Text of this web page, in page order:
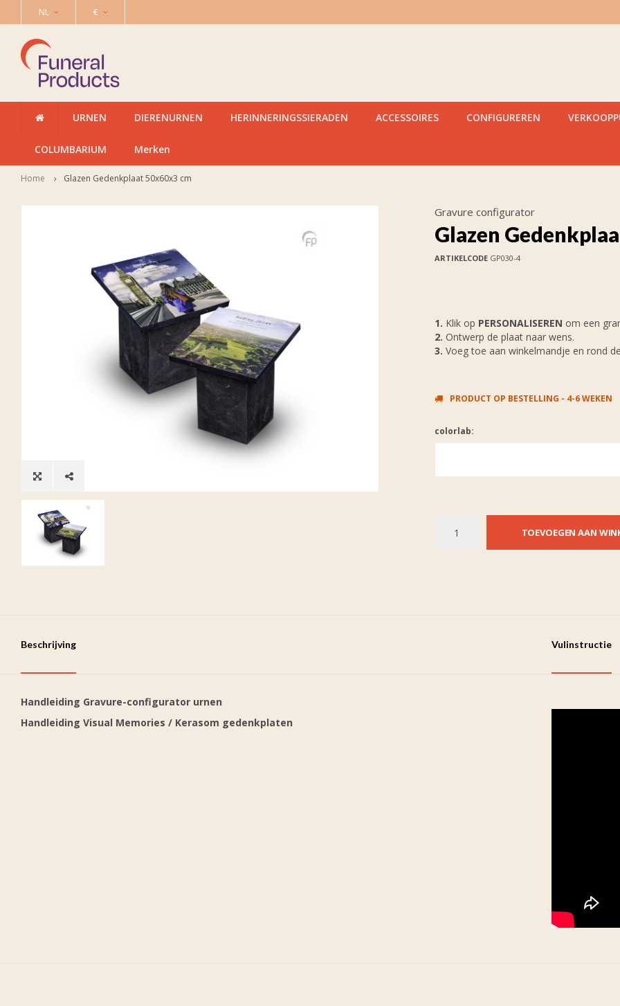
NL €
URNEN DIERENURNEN HERINNERINGSSIERADEN ACCESSOIRES CONFIGUREREN
COLUMBARIUM Merken
Home Glazen Gedenkplaat 50x60x3 cm
Gravure configurator
Glazen
ARTIKELCODEGP030-4
1. Klik op PERSONALISEREN om een
2. Ontwerp de plaat naar wens.
3. Voeg toe aan winkelmandje en rond
PRODUCT OP BESTELLING - 4-6 WEKEN
colorlab:
TOEVOEGEN AAN
Beschrijving Vulinstructie
Handleiding Gravure-configurator urnen
Handleiding Visual Memories / Kerasom gedenkplaten